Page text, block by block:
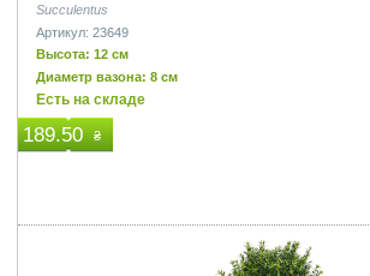
Succulentus
Артикул: 23649
Высота: 12 см
Диаметр вазона: 8 см
Есть на складе
189.50 ₴